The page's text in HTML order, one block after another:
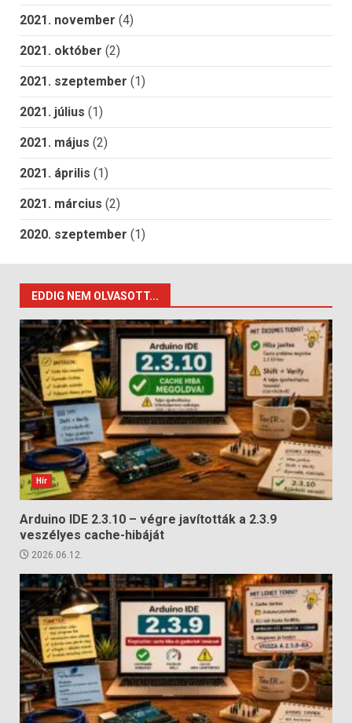
2021. november (4)
2021. október (2)
2021. szeptember (1)
2021. július (1)
2021. május (2)
2021. április (1)
2021. március (2)
2020. szeptember (1)
EDDIG NEM OLVASOTT...
Hír
Arduino IDE 2.3.10 – végre javították a 2.3.9
veszélyes cache-hibáját
2026.06.12.